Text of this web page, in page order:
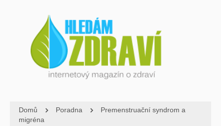
Domů Poradna
Premenstruační syndrom a
migréna